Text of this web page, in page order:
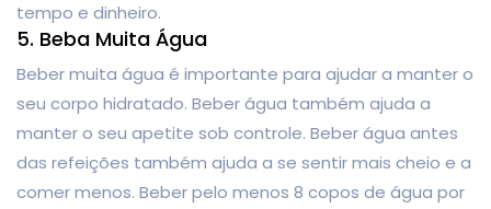
tempo e dinheiro.
5. Beba Muita Água
Beber muita água é importante para ajudar a manter o
seu corpo hidratado. Beber água também ajuda a
manter o seu apetite sob controle. Beber água antes
das refeições também ajuda a se sentir mais cheio e a
comer menos. Beber pelo menos 8 copos de água por